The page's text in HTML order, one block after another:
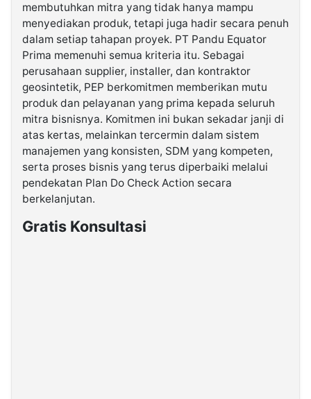
membutuhkan mitra yang tidak hanya mampu
menyediakan produk, tetapi juga hadir secara penuh
dalam setiap tahapan proyek. PT Pandu Equator
Prima memenuhi semua kriteria itu. Sebagai
perusahaan supplier, installer, dan kontraktor
geosintetik, PEP berkomitmen memberikan mutu
produk dan pelayanan yang prima kepada seluruh
mitra bisnisnya. Komitmen ini bukan sekadar janji di
atas kertas, melainkan tercermin dalam sistem
manajemen yang konsisten, SDM yang kompeten,
serta proses bisnis yang terus diperbaiki melalui
pendekatan Plan Do Check Action secara
berkelanjutan.
Gratis Konsultasi